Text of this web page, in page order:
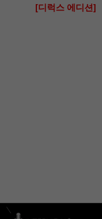
[디럭스 에디션]